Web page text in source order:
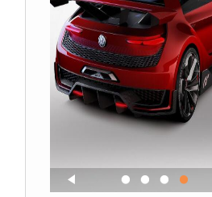
1 2 3 4